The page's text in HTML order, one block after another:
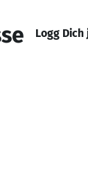
Logg